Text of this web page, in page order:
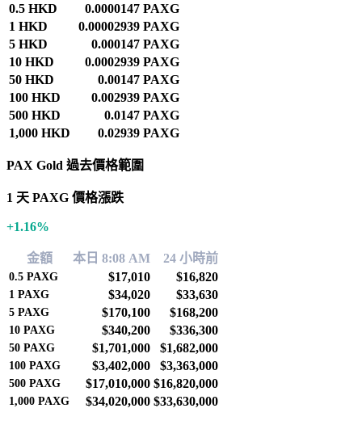
0.5 HKD
0.0000147 PAXG
1 HKD
0.00002939 PAXG
5 HKD
0.000147 PAXG
10 HKD
0.0002939 PAXG
50 HKD
0.00147 PAXG
100 HKD
0.002939 PAXG
500 HKD
0.0147 PAXG
1,000 HKD
0.02939 PAXG
PAX Gold 過去價格範圍
1 天 PAXG 價格漲跌
+1.16%
金額 本日 8:08 AM 24 小時前
0.5 PAXG $17,010 $16,820
1 PAXG $34,020 $33,630
5 PAXG $170,100 $168,200
10 PAXG $340,200 $336,300
50 PAXG $1,701,000 $1,682,000
100 PAXG $3,402,000 $3,363,000
500 PAXG $17,010,000 $16,820,000
1,000 PAXG $34,020,000 $33,630,000